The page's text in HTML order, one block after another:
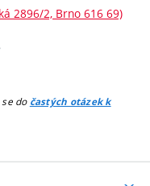
2896/2, Brno 616 69)
do častých otázek k